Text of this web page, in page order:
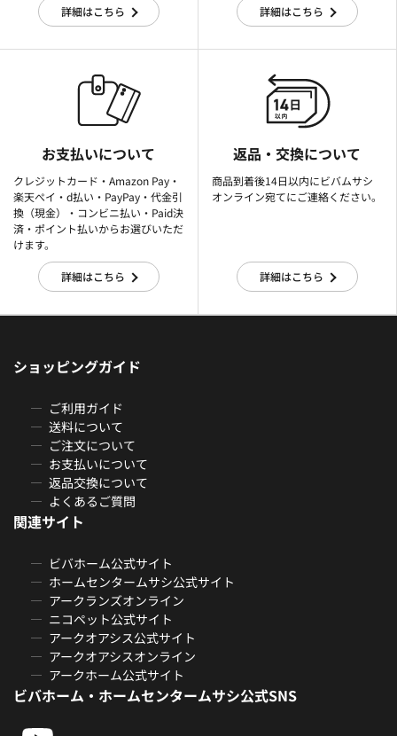
詳細はこちら 詳細はこちら
お支払いについて
クレジットカード・Amazon Pay・
楽天ぺイ・d払い・PayPay・代金引
換（現金）・コンビニ払い・Paid決
済・ポイント払いからお選びいただ
けます。
詳細はこちら
返品・交換について
商品到着後14日以内にビバムサシ
オンライン宛てにご連絡ください。
詳細はこちら
ショッピングガイド
ご利用ガイド
送料について
ご注文について
お支払いについて
返品交換について
よくあるご質問
関連サイト
ビバホーム公式サイト
ホームセンタームサシ公式サイト
アークランズオンライン
ニコペット公式サイト
アークオアシス公式サイト
アークオアシスオンライン
アークホーム公式サイト
ビバホーム・ホームセンタームサシ公式SNS